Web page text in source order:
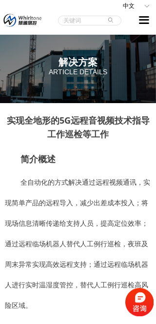
ꀅ
中文
ꄙ 끀
实现全地形的5G远程音视频技术指导
工作巡检等工作
简介概述
全自动化的方式解决通过远程视频通讯，实
现简单产品的远程导入，减少出差成本投入；将
现场信息清晰传递给支持人员，提高定位效率；
通过远程临场机器人替代人工例行巡检，夜班及
周末异常实现高效远程支持；通过远程临场机器
人进行实时温湿度管控，替代人工例行巡检高风
险区域。
解决方案
ARTICLE DETAILS